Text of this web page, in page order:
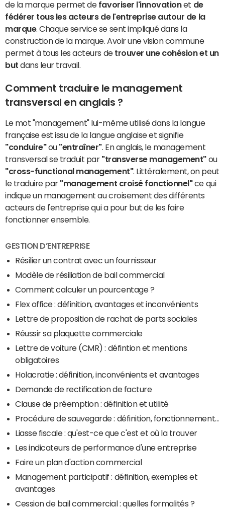
de la marque permet de favoriser l'innovationet de
fédérer tous les acteurs de l'entreprise autour de la
marque. Chaque service se sent impliqué dans la
construction de la marque. Avoir une vision commune
permet à tous les acteurs de trouver une cohésion et un
but dans leur travail.
Comment traduire le management
transversal en anglais ?
Le mot "management" lui-même utilisé dans la langue
française est issu de la langue anglaise et signifie
"conduire"ou "entraîner". En anglais, le management
transversal se traduit par "transverse management" ou
"cross-functional management". Littéralement, on peut
le traduire par "management croisé fonctionnel"ce qui
indique un management au croisement des différents
acteurs de l'entreprise qui a pour but de les faire
fonctionner ensemble.
GESTION D’ENTREPRISE
Résilier un contrat avec un fournisseur
Modèle de résiliation de bail commercial
Comment calculer un pourcentage ?
Flex office : définition, avantages et inconvénients
Lettre de proposition de rachat de parts sociales
Réussir sa plaquette commerciale
Lettre de voiture (CMR) : défintion et mentions
obligatoires
Holacratie : définition, inconvénients et avantages
Demande de rectification de facture
Clause de préemption : définition et utilité
Procédure de sauvegarde : définition, fonctionnement...
Liasse fiscale : qu'est-ce que c'est et où la trouver
Les indicateurs de performance d'une entreprise
Faire un plan d'action commercial
Management participatif : définition, exemples et
avantages
Cession de bail commercial : quelles formalités ?